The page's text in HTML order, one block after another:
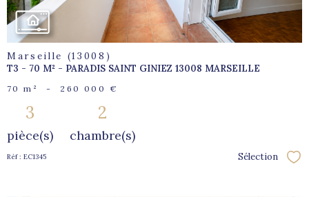
Marseille (13008)
T3 - 70 M² - PARADIS SAINT GINIEZ 13008 MARSEILLE
70 m² - 260 000 €
3
pièce(s)
2
chambre(s)
Réf : EC1345 Sélection